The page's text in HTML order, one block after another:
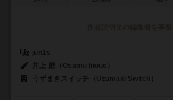
jun1s
井上 磨（Osamu Inoue）
うずまきスイッチ（Uzumaki Switch）